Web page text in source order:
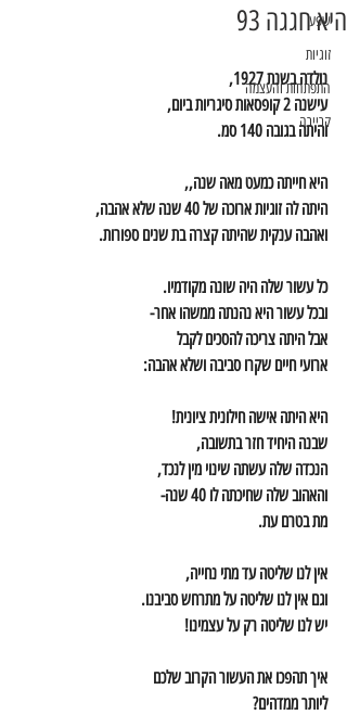
שפע
זוגיות
התפתחות והעצמה
קריירה
היא חגגה 93
נולדה בשנת 1927,
עישנה 2 קופסאות סיגריות ביום,
והיתה בגובה 140 סמ.
היא חייתה כמעט מאה שנה,,
היתה לה זוגיות ארוכה של 40 שנה שלא אהבה,
ואהבה ענקית שהיתה קצרה בת שנים ספורות.
כל עשור שלה היה שונה מקודמיו.
ובכל עשור היא נהנתה ממשהו אחר-
אבל היתה צריכה להסכים לקבל
ארועי חיים שקרו סביבה ושלא אהבה:
היא היתה אישה חילונית ציונית!
שבנה היחיד חזר בתשובה,
הנכדה שלה עשתה שינוי מין לנכד,
והאהוב שלה שחיכתה לו 40 שנה-
מת בטרם עת.
אין לנו שליטה עד מתי נחייה,
וגם אין לנו שליטה על מתרחש סביבנו.
יש לנו שליטה רק על עצמינו!
איך תהפכו את העשור הקרוב שלכם
ליותר ממדהים?